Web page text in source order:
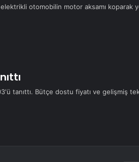
otomobilin motor aksamı koparak
tanıttı. Bütçe dostu fiyatı ve gelişmiş